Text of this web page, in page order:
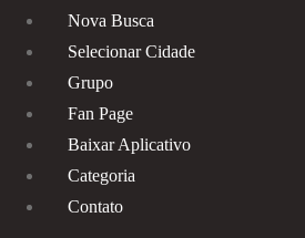
Nova Busca
Selecionar Cidade
Grupo
Fan Page
Baixar Aplicativo
Categoria
Contato